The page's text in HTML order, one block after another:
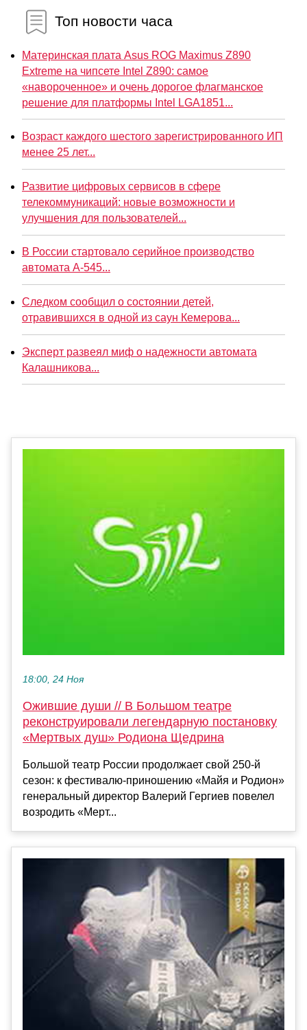
Топ новости часа
Материнская плата Asus ROG Maximus Z890
Extreme на чипсете Intel Z890: самое
«навороченное» и очень дорогое флагманское
решение для платформы Intel LGA1851...
Возраст каждого шестого зарегистрированного ИП
менее 25 лет...
Развитие цифровых сервисов в сфере
телекоммуникаций: новые возможности и
улучшения для пользователей...
В России стартовало серийное производство
автомата А-545...
Следком сообщил о состоянии детей,
отравившихся в одной из саун Кемерова...
Эксперт развеял миф о надежности автомата
Калашникова...
18:00, 24 Ноя
Ожившие души // В Большом театре
реконструировали легендарную постановку
«Мертвых душ» Родиона Щедрина
Большой театр России продолжает свой 250-й
сезон: к фестивалю-приношению «Майя и Родион»
генеральный директор Валерий Гергиев повелел
возродить «Мерт...